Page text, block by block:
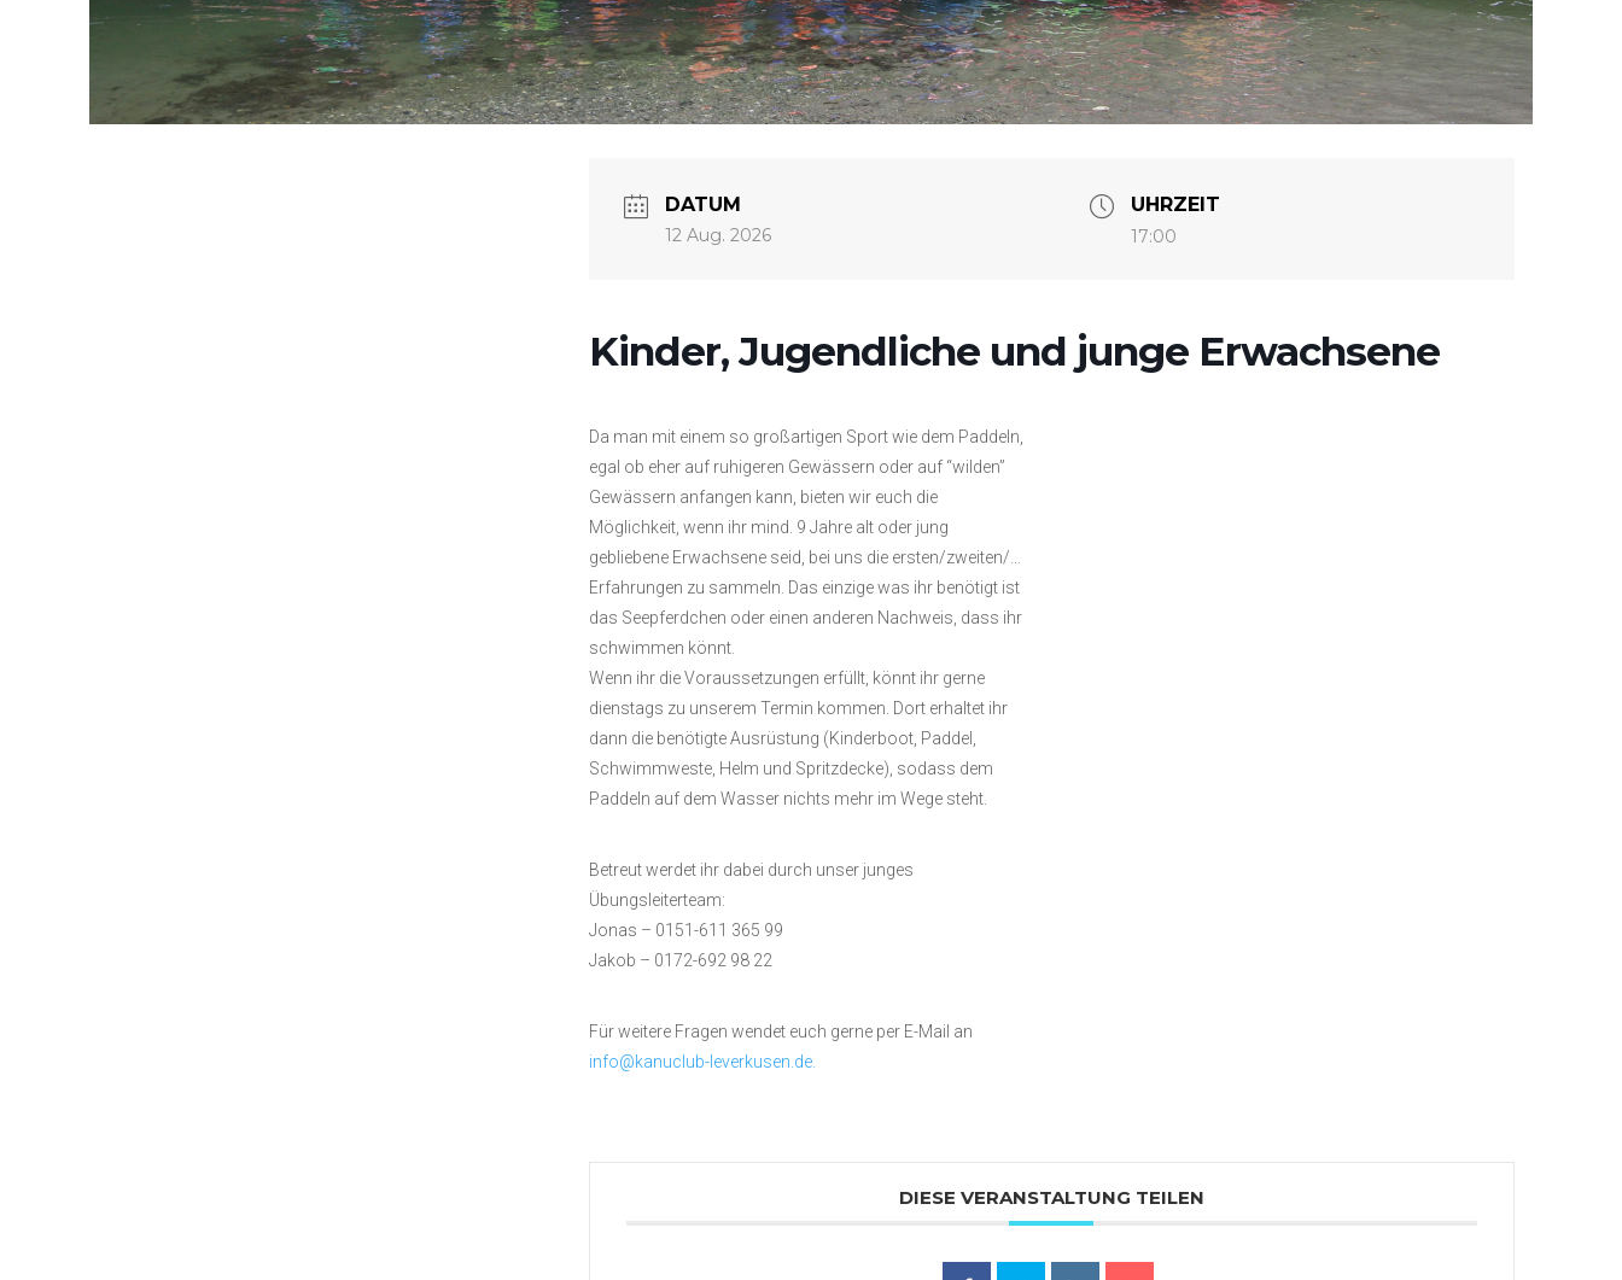
DATUM
12 Aug. 2026
UHRZEIT
17:00
Kinder, Jugendliche und junge Erwachsene
Da man mit einem so großartigen Sport wie dem Paddeln,
egal ob eher auf ruhigeren Gewässern oder auf “wilden”
Gewässern anfangen kann, bieten wir euch die
Möglichkeit, wenn ihr mind. 9 Jahre alt oder jung
gebliebene Erwachsene seid, bei uns die ersten/zweiten/…
Erfahrungen zu sammeln. Das einzige was ihr benötigt ist
das Seepferdchen oder einen anderen Nachweis, dass ihr
schwimmen könnt.
Wenn ihr die Voraussetzungen erfüllt, könnt ihr gerne
dienstags zu unserem Termin kommen. Dort erhaltet ihr
dann die benötigte Ausrüstung (Kinderboot, Paddel,
Schwimmweste, Helm und Spritzdecke), sodass dem
Paddeln auf dem Wasser nichts mehr im Wege steht.
Betreut werdet ihr dabei durch unser junges
Übungsleiterteam:
Jonas – 0151-611 365 99
Jakob – 0172-692 98 22
Für weitere Fragen wendet euch gerne per E-Mail an
info@kanuclub-leverkusen.de.
DIESE VERANSTALTUNG TEILEN